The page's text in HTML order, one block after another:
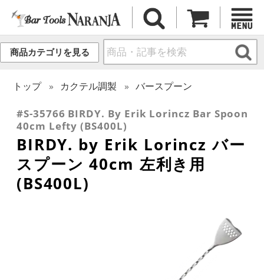
商品カテゴリを見る
トップ カクテル調製 バースプーン
#S-35766 BIRDY. By Erik Lorincz Bar Spoon
40cm Lefty (BS400L)
BIRDY. by Erik Lorincz バー
スプーン 40cm 左利き用
(BS400L)